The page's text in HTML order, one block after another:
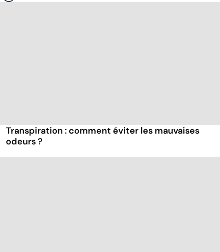
Transpiration : comment éviter les mauvaises
odeurs ?